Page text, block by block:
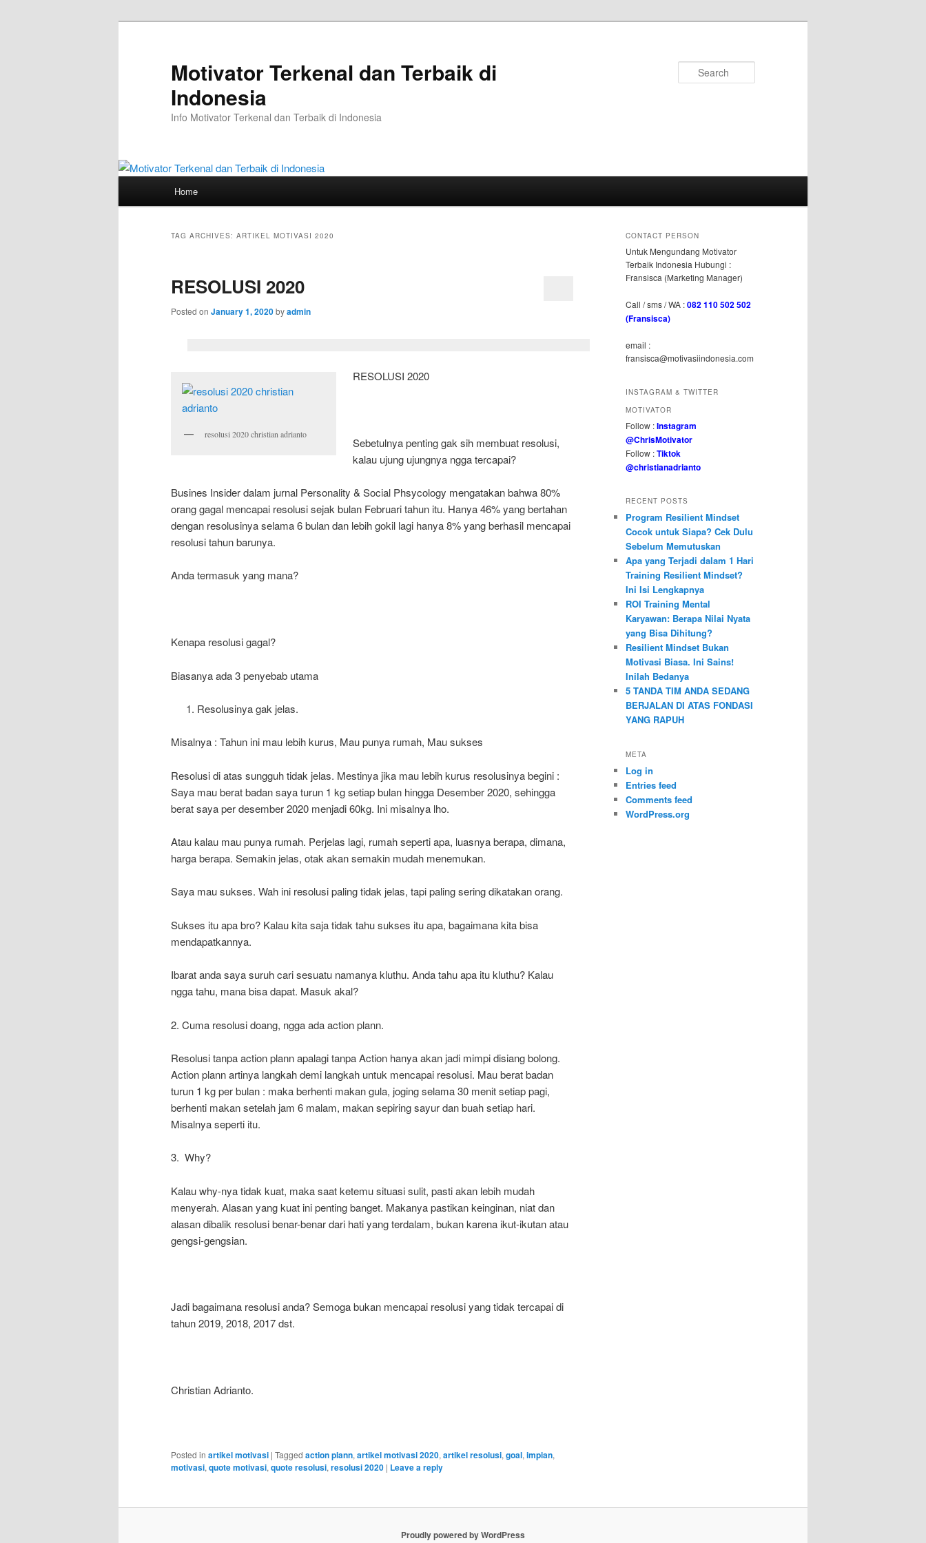
Motivator Terkenal dan Terbaik di
Indonesia
Info Motivator Terkenal dan Terbaik di Indonesia
Home
TAG ARCHIVES: ARTIKEL MOTIVASI 2020
RESOLUSI 2020
Posted on January 1, 2020byadmin
resolusi 2020 christian adrianto
RESOLUSI 2020
Sebetulnya penting gak sih membuat resolusi,
kalau ujung ujungnya ngga tercapai?
Busines Insider dalam jurnal Personality & Social Phsycology mengatakan bahwa 80%
orang gagal mencapai resolusi sejak bulan Februari tahun itu. Hanya 46% yang bertahan
dengan resolusinya selama 6 bulan dan lebih gokil lagi hanya 8% yang berhasil mencapai
resolusi tahun barunya.
Anda termasuk yang mana?
Kenapa resolusi gagal?
Biasanya ada 3 penyebab utama
Resolusinya gak jelas.
Misalnya : Tahun ini mau lebih kurus, Mau punya rumah, Mau sukses
Resolusi di atas sungguh tidak jelas. Mestinya jika mau lebih kurus resolusinya begini :
Saya mau berat badan saya turun 1 kg setiap bulan hingga Desember 2020, sehingga
berat saya per desember 2020 menjadi 60kg. Ini misalnya lho.
Atau kalau mau punya rumah. Perjelas lagi, rumah seperti apa, luasnya berapa, dimana,
harga berapa. Semakin jelas, otak akan semakin mudah menemukan.
Saya mau sukses. Wah ini resolusi paling tidak jelas, tapi paling sering dikatakan orang.
Sukses itu apa bro? Kalau kita saja tidak tahu sukses itu apa, bagaimana kita bisa
mendapatkannya.
Ibarat anda saya suruh cari sesuatu namanya kluthu. Anda tahu apa itu kluthu? Kalau
ngga tahu, mana bisa dapat. Masuk akal?
2. Cuma resolusi doang, ngga ada action plann.
Resolusi tanpa action plann apalagi tanpa Action hanya akan jadi mimpi disiang bolong.
Action plann artinya langkah demi langkah untuk mencapai resolusi. Mau berat badan
turun 1 kg per bulan : maka berhenti makan gula, joging selama 30 menit setiap pagi,
berhenti makan setelah jam 6 malam, makan sepiring sayur dan buah setiap hari.
Misalnya seperti itu.
3. Why?
Kalau why-nya tidak kuat, maka saat ketemu situasi sulit, pasti akan lebih mudah
menyerah. Alasan yang kuat ini penting banget. Makanya pastikan keinginan, niat dan
alasan dibalik resolusi benar-benar dari hati yang terdalam, bukan karena ikut-ikutan atau
gengsi-gengsian.
Jadi bagaimana resolusi anda? Semoga bukan mencapai resolusi yang tidak tercapai di
tahun 2019, 2018, 2017 dst.
Christian Adrianto.
Posted in artikel motivasi | Tagged action plann, artikel motivasi 2020, artikel resolusi, goal, impian,
motivasi, quote motivasi, quote resolusi, resolusi 2020 | Leave a reply
CONTACT PERSON
Untuk Mengundang Motivator
Terbaik Indonesia Hubungi :
Fransisca (Marketing Manager)
Call / sms / WA :082 110 502 502
(Fransisca)
email :
fransisca@motivasiindonesia.com
INSTAGRAM & TWITTER
MOTIVATOR
Follow :Instagram
@ChrisMotivator
Follow :Tiktok
@christianadrianto
RECENT POSTS
Program Resilient Mindset
Cocok untuk Siapa? Cek Dulu
Sebelum Memutuskan
Apa yang Terjadi dalam 1 Hari
Training Resilient Mindset?
Ini Isi Lengkapnya
ROI Training Mental
Karyawan: Berapa Nilai Nyata
yang Bisa Dihitung?
Resilient Mindset Bukan
Motivasi Biasa. Ini Sains!
Inilah Bedanya
5 TANDA TIM ANDA SEDANG
BERJALAN DI ATAS FONDASI
YANG RAPUH
META
Log in
Entries feed
Comments feed
WordPress.org
Proudly powered by WordPress